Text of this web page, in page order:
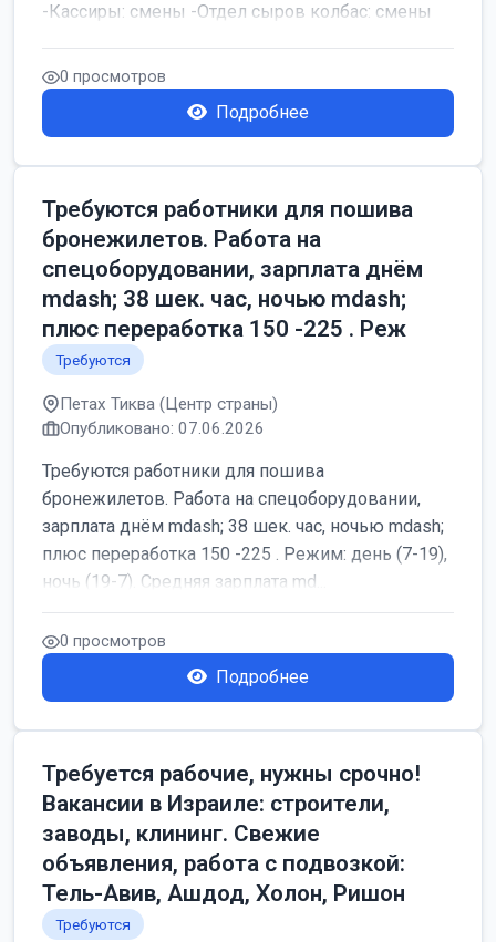
-Кассиры: смены -Отдел сыров колбас: смены
0 просмотров
Подробнее
Требуются работники для пошива
бронежилетов. Работа на
спецоборудовании, зарплата днём
mdash; 38 шек. час, ночью mdash;
плюс переработка 150 -225 . Реж
Требуются
Петах Тиква (Центр страны)
Опубликовано: 07.06.2026
Требуются работники для пошива
бронежилетов. Работа на спецоборудовании,
зарплата днём mdash; 38 шек. час, ночью mdash;
плюс переработка 150 -225 . Режим: день (7-19),
ночь (19-7). Средняя зарплата md...
0 просмотров
Подробнее
Требуется рабочие, нужны срочно!
Вакансии в Израиле: строители,
заводы, клининг. Свежие
объявления, работа с подвозкой:
Тель-Авив, Ашдод, Холон, Ришон
Требуются